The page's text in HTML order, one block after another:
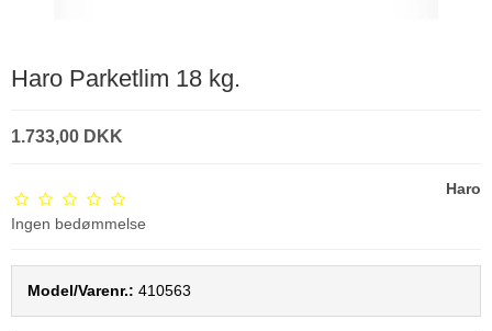
Haro Parketlim 18 kg.
1.733,00 DKK
Ingen bedømmelse
Haro
Model/Varenr.: 410563